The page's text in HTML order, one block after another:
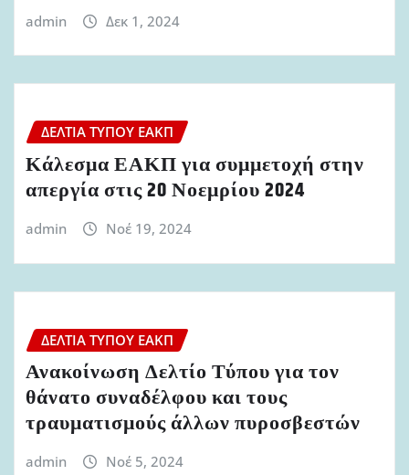
admin Δεκ 1, 2024
ΔΕΛΤΊΑ ΤΎΠΟΥ ΕΑΚΠ
Κάλεσμα ΕΑΚΠ για συμμετοχή στην
απεργία στις 20 Νοεμρίου 2024
admin Νοέ 19, 2024
ΔΕΛΤΊΑ ΤΎΠΟΥ ΕΑΚΠ
Ανακοίνωση Δελτίο Τύπου για τον
θάνατο συναδέλφου και τους
τραυματισμούς άλλων πυροσβεστών
admin Νοέ 5, 2024